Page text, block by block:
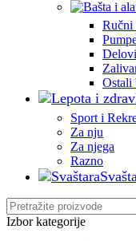
Ručni
Ostali
Sport i
Za nju
Za njega
Razno
Izbor kategorije